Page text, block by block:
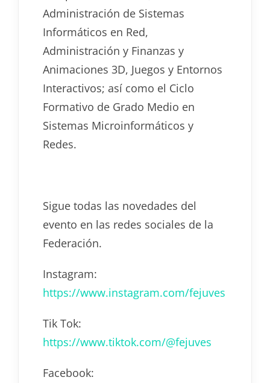
Administración de Sistemas
Informáticos en Red,
Administración y Finanzas y
Animaciones 3D, Juegos y Entornos
Interactivos; así como el Ciclo
Formativo de Grado Medio en
Sistemas Microinformáticos y
Redes.
Sigue todas las novedades del
evento en las redes sociales de la
Federación.
Instagram:
https://www.instagram.com/fejuves
Tik Tok:
https://www.tiktok.com/@fejuves
Facebook: